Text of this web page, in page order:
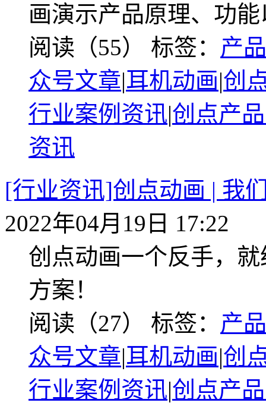
画演示产品原理、功
阅读（55） 标签： 产
众号文章|耳机动画|创
行业案例资讯|创点产
资讯
[行业资讯]创点动画 | 我
2022年04月19日 17:22
创点动画一个反手，
方案！
阅读（27） 标签： 产
众号文章|耳机动画|创
行业案例资讯|创点产